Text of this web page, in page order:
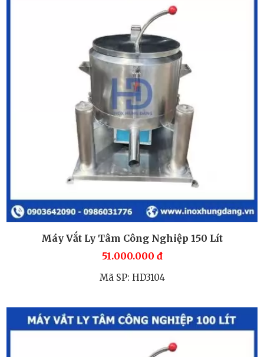
Máy Vắt Ly Tâm Công Nghiệp 150 Lít
51.000.000 đ
Mã SP: HD3104